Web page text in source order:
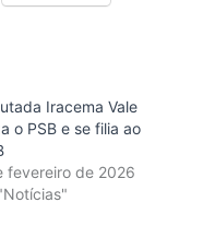
Iracema Vale
o PSB e se filia ao
fevereiro de 2026